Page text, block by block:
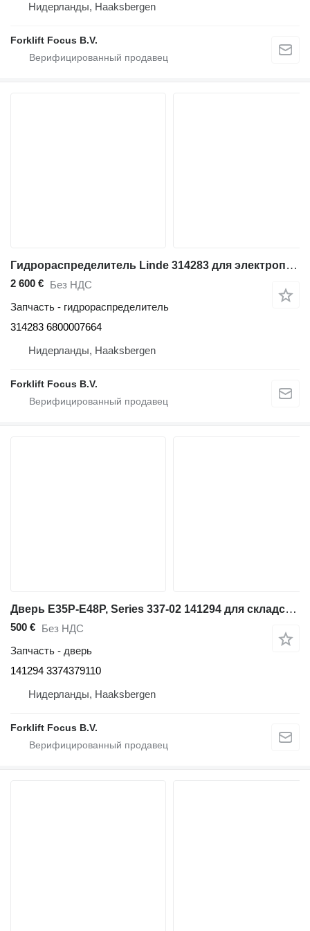
Нидерланды, Haaksbergen
Forklift Focus B.V.
Гидрораспределитель Linde 314283 для электропогрузчика Linde E35L, Series 387
2 600 € Без НДС
Запчасть - гидрораспределитель
314283 6800007664
Нидерланды, Haaksbergen
Forklift Focus B.V.
Дверь E35P-E48P, Series 337-02 141294 для складской техники Linde E35P-E48P, Series 337-02
500 € Без НДС
Запчасть - дверь
141294 3374379110
Нидерланды, Haaksbergen
Forklift Focus B.V.